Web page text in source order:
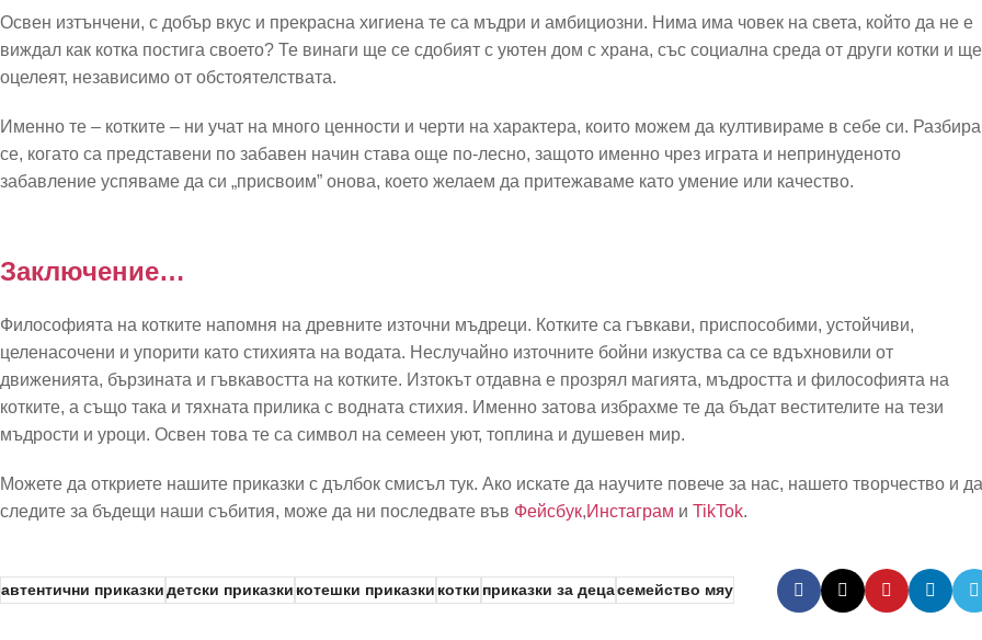
Освен изтънчени, с добър вкус и прекрасна хигиена те са мъдри и амбициозни. Нима има човек на света, който да не е
виждал как котка постига своето? Те винаги ще се сдобият с уютен дом с храна, със социална среда от други котки и ще
оцелеят, независимо от обстоятелствата.
Именно те – котките – ни учат на много ценности и черти на характера, които можем да култивираме в себе си. Разбира
се, когато са представени по забавен начин става още по-лесно, защото именно чрез играта и непринуденото
забавление успяваме да си „присвоим” онова, което желаем да притежаваме като умение или качество.
Заключение…
Философията на котките напомня на древните източни мъдреци. Котките са гъвкави, приспособими, устойчиви,
целенасочени и упорити като стихията на водата. Неслучайно източните бойни изкуства са се вдъхновили от
движенията, бързината и гъвкавостта на котките. Изтокът отдавна е прозрял магията, мъдростта и философията на
котките, а също така и тяхната прилика с водната стихия. Именно затова избрахме те да бъдат вестителите на тези
мъдрости и уроци. Освен това те са символ на семеен уют, топлина и душевен мир.
Можете да откриете нашите приказки с дълбок смисъл тук. Ако искате да научите повече за нас, нашето творчество и да
следите за бъдещи наши събития, може да ни последвате във Фейсбук,Инстаграм и TikTok.
автентични приказкидетски приказкикотешки приказкикоткиприказки за децасемейство мяу